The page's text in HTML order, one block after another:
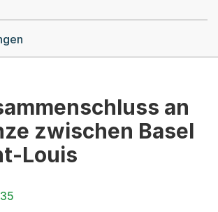
an
zwischen Basel
Louis